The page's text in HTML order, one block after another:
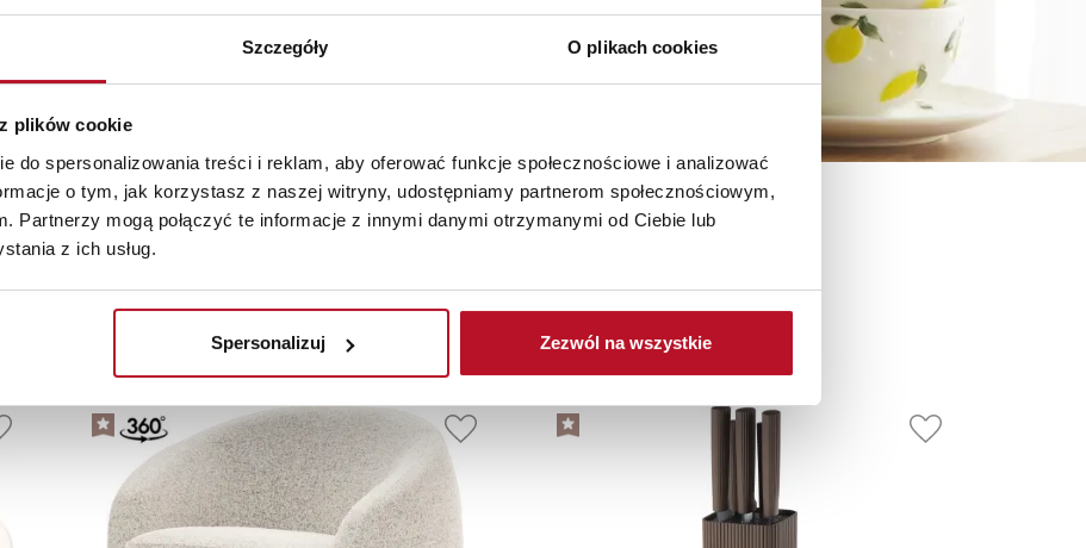
Szczegóły O plikach cookies
plików cookie
do spersonalizowania treści i reklam, aby oferować funkcje społecznościowe i analizować
o tym, jak korzystasz z naszej witryny, udostępniamy partnerom społecznościowym,
Partnerzy mogą połączyć te informacje z innymi danymi otrzymanymi od Ciebie lub
z ich usług.
Spersonalizuj Zezwól na wszystkie
Polecane Nowości Promocje